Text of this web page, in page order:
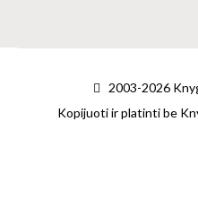
2003-2026
Kopijuoti ir platinti be